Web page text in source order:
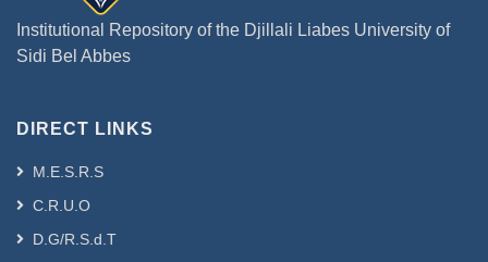
Institutional Repository of the Djillali Liabes University of
Sidi Bel Abbes
DIRECT LINKS
M.E.S.R.S
C.R.U.O
D.G/R.S.d.T